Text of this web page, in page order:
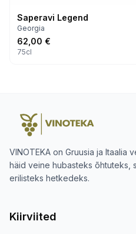
Saperavi Legend
Georgia
62,00 €
75cl
VINOTEKA on Gruusia ja Itaalia
häid veine hubasteks õhtuteks,
erilisteks hetkedeks.
Kiirviited